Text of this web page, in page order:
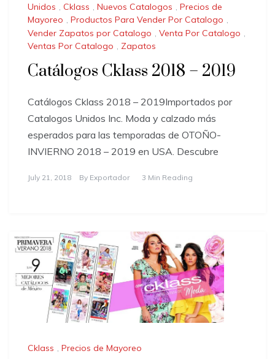
Unidos , Cklass , Nuevos Catalogos , Precios de
Mayoreo , Productos Para Vender Por Catalogo ,
Vender Zapatos por Catalogo , Venta Por Catalogo ,
Ventas Por Catalogo , Zapatos
Catálogos Cklass 2018 – 2019
Catálogos Cklass 2018 – 2019Importados por
Catalogos Unidos Inc. Moda y calzado más
esperados para las temporadas de OTOÑO-
INVIERNO 2018 – 2019 en USA. Descubre
July 21, 2018 By Exportador 3 Min Reading
Cklass , Precios de Mayoreo